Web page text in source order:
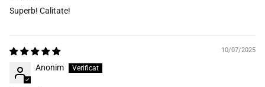
Superb! Calitate!
10/07/2025
Anonim